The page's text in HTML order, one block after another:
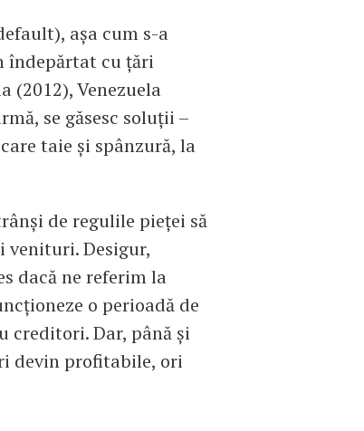
așa cum s-a
cu țări
(2012), Venezuela
se găsesc soluții –
taie și spânzură, la
de regulile pieței să
Desigur,
dacă ne referim la
o perioadă de
creditori. Dar, până și
devin profitabile, ori